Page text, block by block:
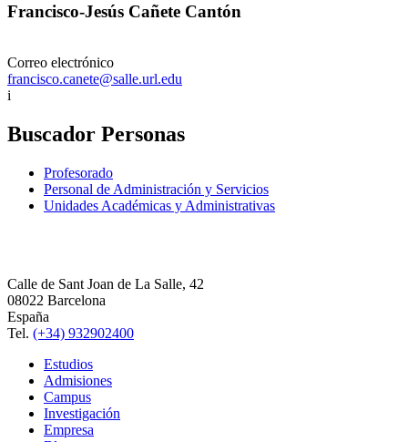
Francisco-Jesús Cañete Cantón
Correo electrónico
francisco.canete@salle.url.edu
i
Buscador Personas
Profesorado
Personal de Administración y Servicios
Unidades Académicas y Administrativas
Calle de Sant Joan de La Salle, 42
08022 Barcelona
España
Tel. (+34) 932902400
Estudios
Admisiones
Campus
Investigación
Empresa